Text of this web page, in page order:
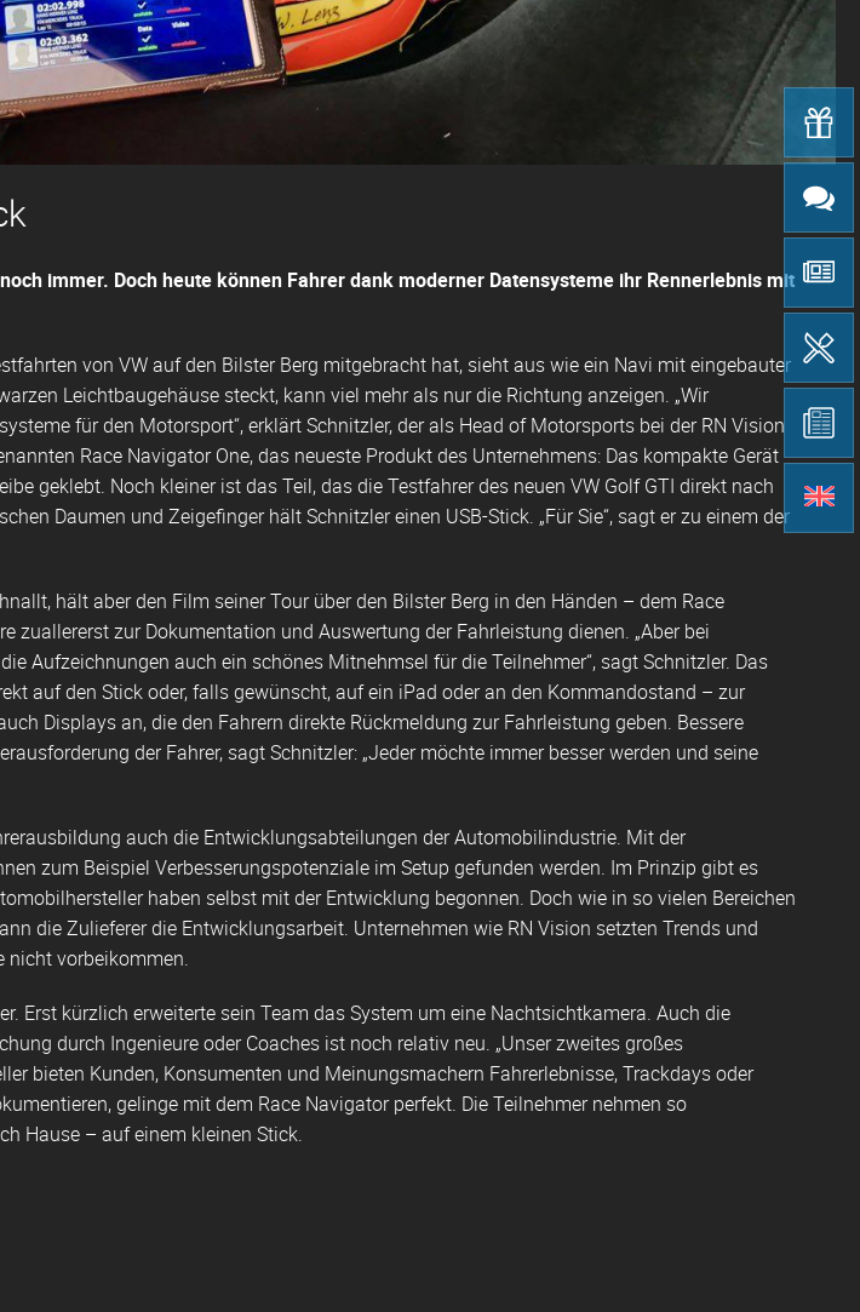
immer. Doch heute können Fahrer dank moderner Datensysteme ihr Rennerlebnis mit
von VW auf den Bilster Berg mitgebracht hat, sieht aus wie ein Navi mit eingebauter
Leichtbaugehäuse steckt, kann viel mehr als nur die Richtung anzeigen. „Wir
für den Motorsport“, erklärt Schnitzler, der als Head of Motorsports bei der RN Vision
Race Navigator One, das neueste Produkt des Unternehmens: Das kompakte Gerät
geklebt. Noch kleiner ist das Teil, das die Testfahrer des neuen VW Golf GTI direkt nach
Daumen und Zeigefinger hält Schnitzler einen USB-Stick. „Für Sie“, sagt er zu einem der
hält aber den Film seiner Tour über den Bilster Berg in den Händen – dem Race
zuallererst zur Dokumentation und Auswertung der Fahrleistung dienen. „Aber bei
Aufzeichnungen auch ein schönes Mitnehmsel für die Teilnehmer“, sagt Schnitzler. Das
auf den Stick oder, falls gewünscht, auf ein iPad oder an den Kommandostand – zur
Displays an, die den Fahrern direkte Rückmeldung zur Fahrleistung geben. Bessere
der Fahrer, sagt Schnitzler: „Jeder möchte immer besser werden und seine
auch die Entwicklungsabteilungen der Automobilindustrie. Mit der
zum Beispiel Verbesserungspotenziale im Setup gefunden werden. Im Prinzip gibt es
haben selbst mit der Entwicklung begonnen. Doch wie in so vielen Bereichen
die Zulieferer die Entwicklungsarbeit. Unternehmen wie RN Vision setzten Trends und
nicht vorbeikommen.
Erst kürzlich erweiterte sein Team das System um eine Nachtsichtkamera. Auch die
durch Ingenieure oder Coaches ist noch relativ neu. „Unser zweites großes
bieten Kunden, Konsumenten und Meinungsmachern Fahrerlebnisse, Trackdays oder
gelinge mit dem Race Navigator perfekt. Die Teilnehmer nehmen so
Hause – auf einem kleinen Stick.